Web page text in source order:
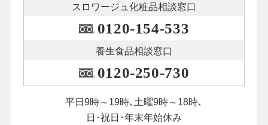
スロワージュ化粧品相談窓口
0120-154-533
養生食品相談窓口
0120-250-730
平日9時～19時､土曜9時～18時､
日･祝日･年末年始休み